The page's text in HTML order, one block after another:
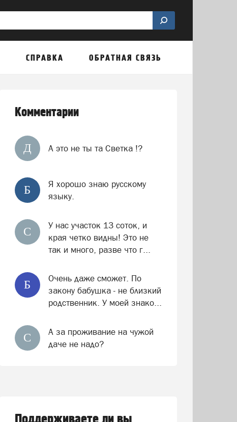
СПРАВКА ОБРАТНАЯ СВЯЗЬ
Комментарии
Д А это не ты та Светка !?
Б
Я хорошо знаю русскому
языку.
С
У нас участок 13 соток, и
края четко видны! Это не
так и много, разве что г...
Б
Очень даже сможет. По
закону бабушка - не близкий
родственник. У моей знако...
С
А за проживание на чужой
даче не надо?